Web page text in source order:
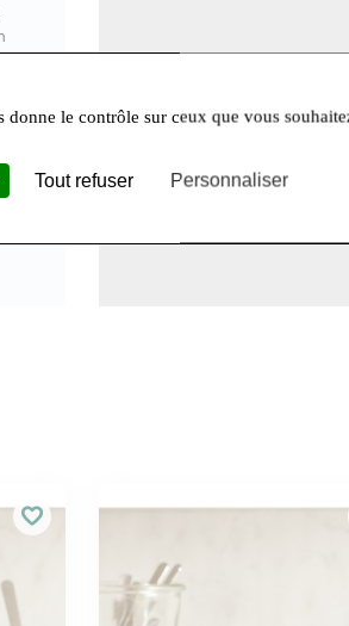
donne le contrôle sur ceux que vous
Tout refuser Personnaliser